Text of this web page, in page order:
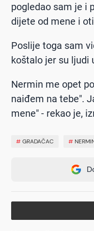
pogledao sam je i
dijete od mene i
Poslije toga sam
koštalo jer su ljudi
Nermin me opet
naiđem na tebe".
mene" - rekao je,
#GRADAČAC #